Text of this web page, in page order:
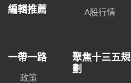
編輯推薦 A股行情
一帶一路
政策
聚焦十三五規
劃